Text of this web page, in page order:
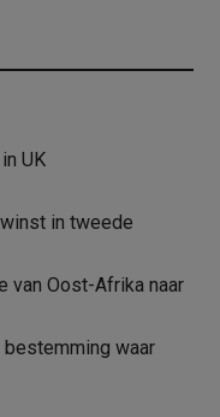
UK
in tweede
van Oost-Afrika naar
bestemming waar